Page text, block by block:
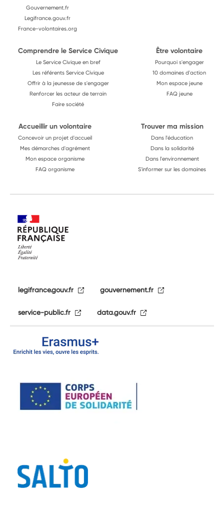
Gouvernement.fr
Legifrance.gouv.fr
France-volontaires.org
Comprendre le Service Civique
Le Service Civique en bref
Les référents Service Civique
Offrir à la jeunesse de s'engager
Renforcer les acteur de terrain
Faire société
Être volontaire
Pourquoi s'engager
10 domaines d'action
Mon espace jeune
FAQ jeune
Accueillir un volontaire
Concevoir un projet d'accueil
Mes démarches d'agrément
Mon espace organisme
FAQ organisme
Trouver ma mission
Dans l'éducation
Dans la solidarité
Dans l'environnement
S'informer sur les domaines
legifrance.gouv.fr gouvernement.fr
service-public.fr data.gouv.fr